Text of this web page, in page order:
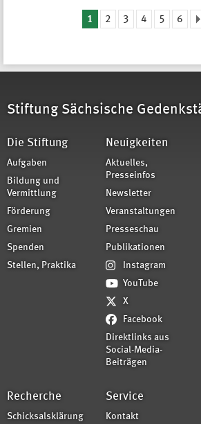
1 2 3 4 5 6
Stiftung Sächsische
Die Stiftung
Aufgaben
Bildung und
Vermittlung
Förderung
Gremien
Spenden
Stellen, Praktika
Neuigkeiten
Aktuelles,
Presseinfos
Newsletter
Veranstaltungen
Presseschau
Publikationen
Instagram
YouTube
X
Facebook
Direktlinks aus
Social-Media-
Beiträgen
Recherche
Schicksalsklärung
Service
Kontakt